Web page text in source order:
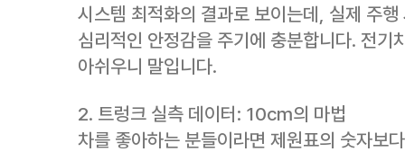
시스템 최적화의 결과로 보이는데, 실제 주
심리적인 안정감을 주기에 충분합니다. 전
아쉬우니 말입니다.
2. 트렁크 실측 데이터: 10cm의 마법
차를 좋아하는 분들이라면 제원표의 숫자보